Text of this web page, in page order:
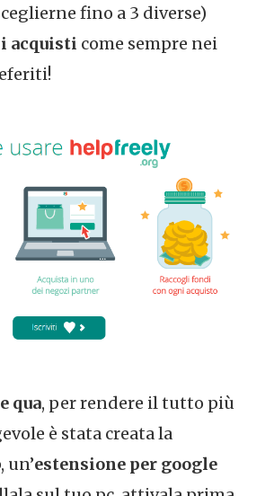
fino a 3 diverse)
acquisti come sempre nei
qua, per rendere il tutto più
è stata creata la
un’estensione per google